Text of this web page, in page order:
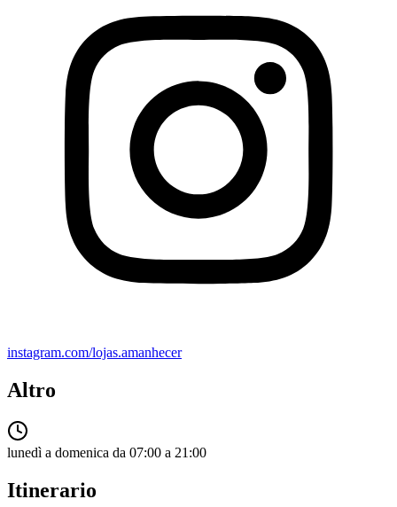
instagram.com/lojas.amanhecer
Altro
lunedì a domenica da 07:00 a 21:00
Itinerario